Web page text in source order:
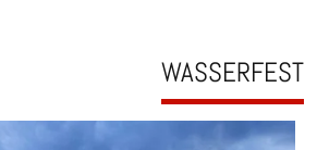
WASSERFEST